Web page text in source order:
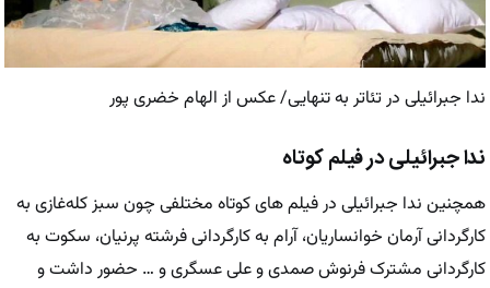
ندا جبرائیلی در تئاتر به تنهایی/ عکس از الهام خضری پور
ندا جبرائیلی در فیلم کوتاه
همچنین ندا جبرائیلی در فیلم های کوتاه مختلفی چون سبز کله‌غازی به
کارگردانی آرمان خوانساریان، آرام به کارگردانی فرشته پرنیان، سکوت به
کارگردانی مشترک فرنوش صمدی و علی عسگری و … حضور داشت و